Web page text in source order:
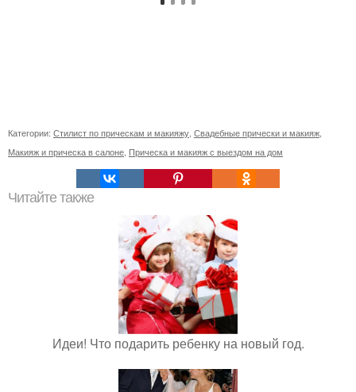
Категории: Стилист по прическам и макияжу Свадебные прически и макияж
Макияж и прическа в салоне Прическа и макияж с выездом на дом
Читайте также
Идеи! Что подарить ребенку на новый год.